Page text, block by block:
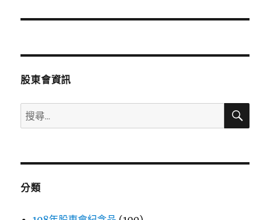
篇
章:
股東會資訊
搜
尋
鍵
搜
分類